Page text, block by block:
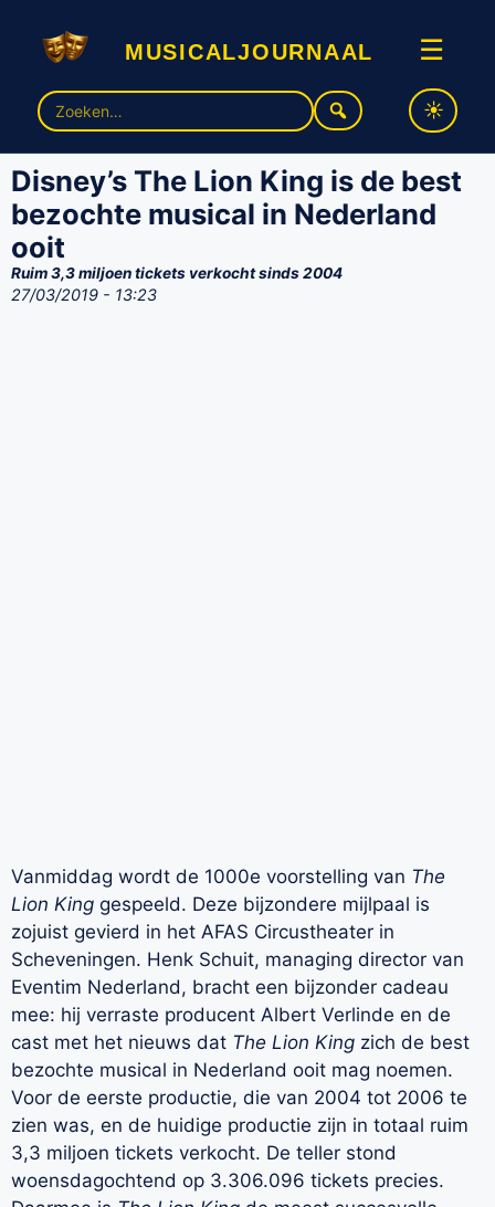
musicaljournaal ☰
Zoek
naar:
Disney’s The Lion King is de best
bezochte musical in Nederland
ooit
Ruim 3,3 miljoen tickets verkocht sinds 2004
27/03/2019 - 13:23
Vanmiddag wordt de 1000e voorstelling van The
Lion King gespeeld. Deze bijzondere mijlpaal is
zojuist gevierd in het AFAS Circustheater in
Scheveningen. Henk Schuit, managing director van
Eventim Nederland, bracht een bijzonder cadeau
mee: hij verraste producent Albert Verlinde en de
cast met het nieuws dat The Lion King zich de best
bezochte musical in Nederland ooit mag noemen.
Voor de eerste productie, die van 2004 tot 2006 te
zien was, en de huidige productie zijn in totaal ruim
3,3 miljoen tickets verkocht. De teller stond
woensdagochtend op 3.306.096 tickets precies.